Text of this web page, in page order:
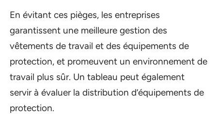
En évitant ces pièges, les entreprises
garantissent une meilleure gestion des
vêtements de travail et des équipements de
protection, et promeuvent un environnement de
travail plus sûr. Un tableau peut également
servir à évaluer la distribution d’équipements de
protection.